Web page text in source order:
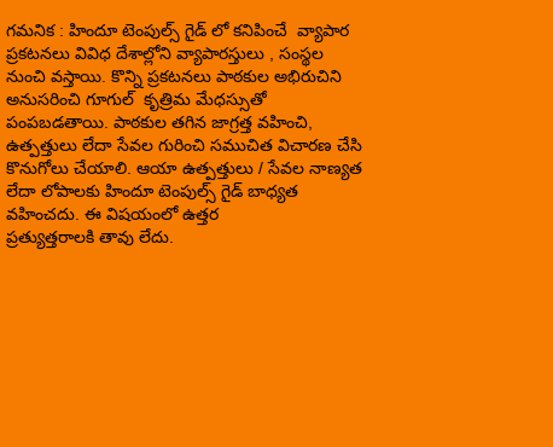
గమనిక : హిందూ టెంపుల్స్ గైడ్ లో కనిపించే వ్యాపార
ప్రకటనలు వివిధ దేశాల్లోని వ్యాపారస్తులు , సంస్థల
నుంచి వస్తాయి. కొన్ని ప్రకటనలు పాఠకుల అభిరుచిని
అనుసరించి గూగుల్ కృత్రిమ మేధస్సుతో
పంపబడతాయి. పాఠకుల తగిన జాగ్రత్త వహించి,
ఉత్పత్తులు లేదా సేవల గురించి సముచిత విచారణ చేసి
కొనుగోలు చేయాలి. ఆయా ఉత్పత్తులు / సేవల నాణ్యత
లేదా లోపాలకు హిందూ టెంపుల్స్ గైడ్ బాధ్యత
వహించదు. ఈ విషయంలో ఉత్తర
ప్రత్యుత్తరాలకి తావు లేదు.